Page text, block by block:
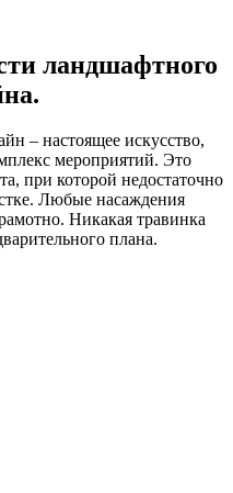
ландшафтного
– настоящее искусство,
мероприятий. Это
при которой недостаточно
Любые насаждения
Никакая травинка
плана.